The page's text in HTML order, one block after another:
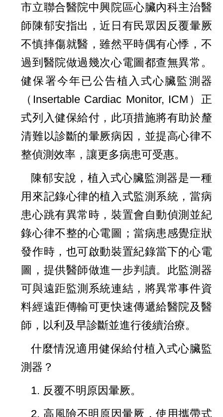
市立聯合醫院中興院區心臟內科主治醫
師陳郁安指出，近日有民眾因反覆暈厥
不慎摔傷就醫，雖然平時偶有心悸，不
過到醫院做過幾次心電圖都查無異常。
健保署今年已公告植入式心臟監測器
（ Insertable Cardiac Monitor, ICM ）正
式列入健保給付，此項措施將有助於釐
清難以診斷的暈厥病因，並提高心律不
整偵測效率，讓更多病患可受惠。
陳郁安說，植入式心臟監測器是一種
用來記錄心律的植入式監測系統，當病
患心跳有異常時，裝置會自動偵測並紀
錄心律不整的心電圖；當病患感覺症狀
發作時，也可啟動裝置紀錄當下的心電
圖，提供醫師做進一步判讀。此監測器
可與遠距監測系統連結，將異常事件資
料經遠距傳輸可更快速傳遞給醫院及醫
師，以利及早診斷並進行後續治療。
什麼情況適用健保給付植入式心臟監
測器？
1. 反覆不明原因暈厥。
2. 高風險不明原因暈厥，使用攜帶式